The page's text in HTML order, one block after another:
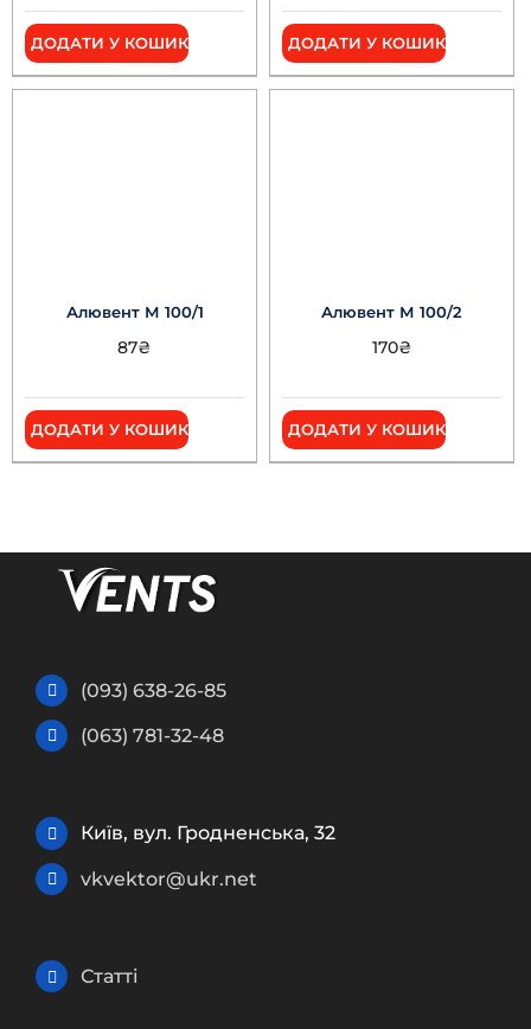
ДОДАТИ У КОШИК ДОДАТИ У КОШИК
Алювент М 100/1
87₴
ДОДАТИ У КОШИК
Алювент М 100/2
170₴
ДОДАТИ У КОШИК
(093) 638-26-85
(063) 781-32-48
Київ, вул. Гродненська, 32
vkvektor@ukr.net
Статті